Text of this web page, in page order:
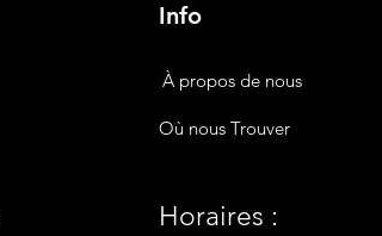
Info
Où nous Trouver
Horaires :
À propos de nous